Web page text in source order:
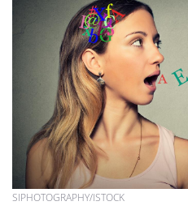
SIPHOTOGRAPHY/ISTOCK